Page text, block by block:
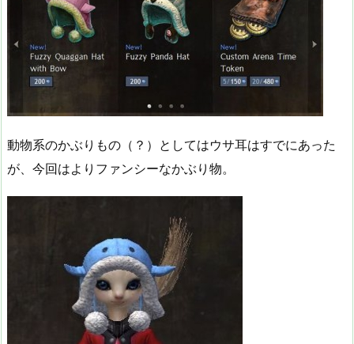
動物系のかぶりもの（？）としてはウサ耳はすでにあった
が、今回はよりファンシーなかぶり物。